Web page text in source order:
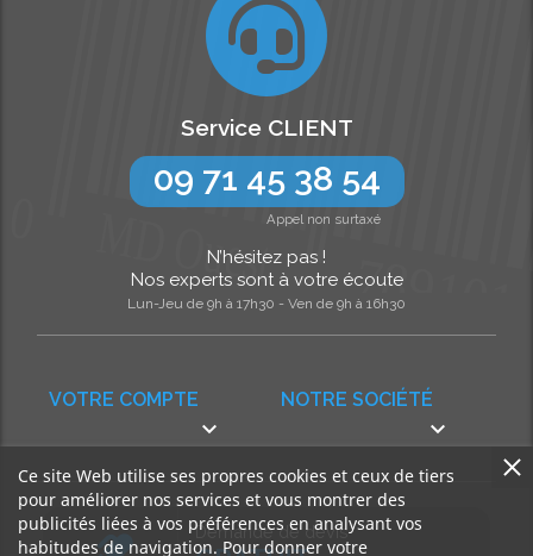
NOTRE SOCIÉTÉ

VOTRE COMPTE

Service CLIENT
09 71 45 38 54
Appel non surtaxé
N’hésitez pas !
Nos experts sont à votre écoute
Lun-Jeu de 9h à 17h30 - Ven de 9h à 16h30
Demande de devis
Ce site Web utilise ses propres cookies et ceux de tiers
pour améliorer nos services et vous montrer des
publicités liées à vos préférences en analysant vos
habitudes de navigation. Pour donner votre